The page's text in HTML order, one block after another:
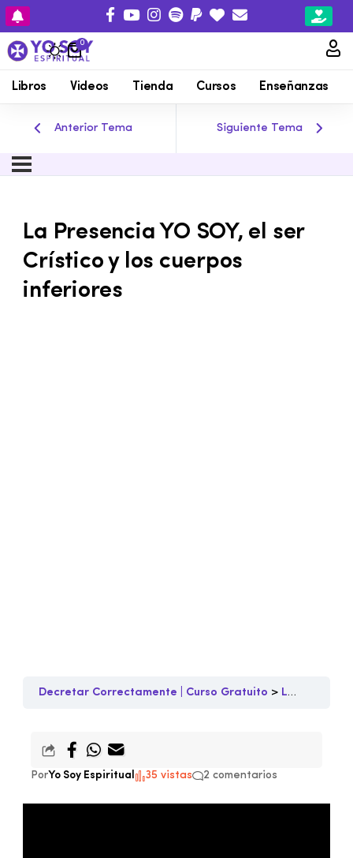
0
Libros Videos Tienda Cursos Enseñanzas
Anterior Tema Siguiente Tema
La Presencia YO SOY, el ser
Crístico y los cuerpos
inferiores
Decretar Correctamente | Curso Gratuito Lección 1 – Conceptos básicos
PorYo Soy Espiritual 35 vistas 2 comentarios